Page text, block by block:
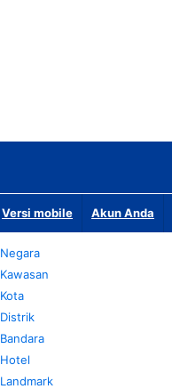
Versi mobile Akun Anda
Negara
Kawasan
Kota
Distrik
Bandara
Hotel
Landmark